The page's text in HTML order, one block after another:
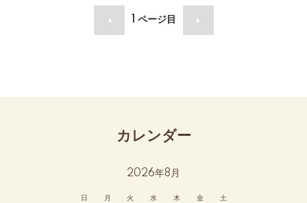
ページ目
カレンダー
2026年8月
日 月 火 水 木 金 土